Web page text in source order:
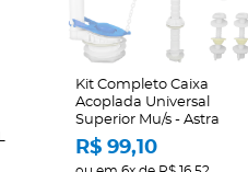
Kit Completo Caixa
Acoplada Universal
Superior Mu/s - Astra
R$ 99,10